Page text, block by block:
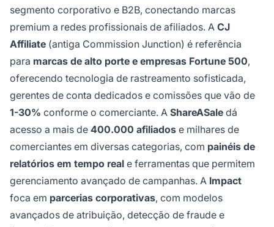
segmento corporativo e B2B, conectando marcas
premium a redes profissionais de afiliados. A CJ
Affiliate (antiga Commission Junction) é referência
para marcas de alto porte e empresas Fortune 500,
oferecendo tecnologia de rastreamento sofisticada,
gerentes de conta dedicados e comissões que vão de
1-30% conforme o comerciante. A ShareASale dá
acesso a mais de 400.000 afiliados e milhares de
comerciantes em diversas categorias, com painéis de
relatórios em tempo real e ferramentas que permitem
gerenciamento avançado de campanhas. A Impact
foca em parcerias corporativas, com modelos
avançados de atribuição, detecção de fraude e